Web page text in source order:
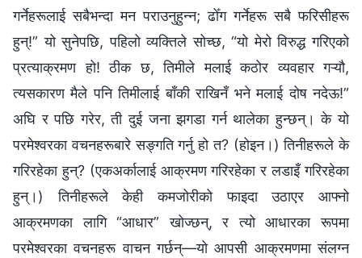
गर्नेहरूलाई सबैभन्दा मन पराउनुहुन्न; ढोँग गर्नेहरू सबै फरिसीहरू
हुन्!” यो सुनेपछि, पहिलो व्यक्तिले सोच्छ, “यो मेरो विरुद्ध गरिएको
प्रत्याक्रमण हो! ठीक छ, तिमीले मलाई कठोर व्यवहार गऱ्यौ,
त्यसकारण मैले पनि तिमीलाई बाँकी राखिनँ भने मलाई दोष नदेऊ!”
अघि र पछि गरेर, ती दुई जना झगडा गर्न थालेका हुन्छन्। के यो
परमेश्‍वरका वचनहरूबारे सङ्गति गर्नु हो त? (होइन।) तिनीहरूले के
गरिरहेका हुन्? (एकअर्कालाई आक्रमण गरिरहेका र लडाइँ गरिरहेका
हुन्।) तिनीहरूले केही कमजोरीको फाइदा उठाएर आफ्नो
आक्रमणका लागि “आधार” खोज्छन्, र त्यो आधारका रूपमा
परमेश्‍वरका वचनहरू वाचन गर्छन्—यो आपसी आक्रमणमा संलग्‍न